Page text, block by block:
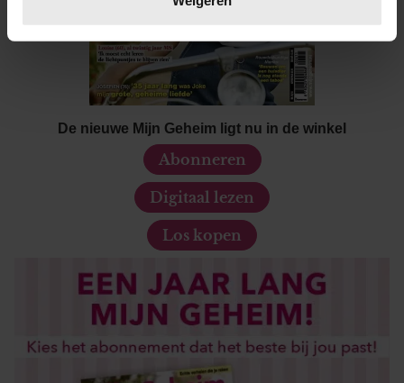
intrekken in de Cookieverklaring.
We gebruiken cookies om content en advertenties te
personaliseren, om functies voor social media te bieden
en om ons websiteverkeer te analyseren. Ook delen we
informatie over uw gebruik van onze site met onze
partners voor social media, adverteren en analyse. Deze
partners kunnen deze gegevens combineren met andere
informatie die u aan ze heeft verstrekt of die ze hebben
verzameld op basis van uw gebruik van hun services. U
gaat akkoord met onze cookies als u onze website blijft
gebruiken.
De nieuwe Mijn Geheim ligt nu in de winkel
Abonneren
Digitaal lezen
Los kopen